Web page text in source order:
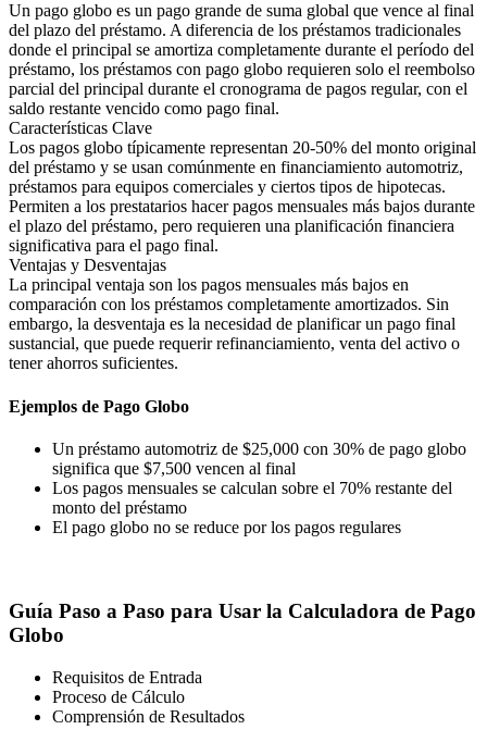
Un pago globo es un pago grande de suma global que vence al final
del plazo del préstamo. A diferencia de los préstamos tradicionales
donde el principal se amortiza completamente durante el período del
préstamo, los préstamos con pago globo requieren solo el reembolso
parcial del principal durante el cronograma de pagos regular, con el
saldo restante vencido como pago final.
Características Clave
Los pagos globo típicamente representan 20-50% del monto original
del préstamo y se usan comúnmente en financiamiento automotriz,
préstamos para equipos comerciales y ciertos tipos de hipotecas.
Permiten a los prestatarios hacer pagos mensuales más bajos durante
el plazo del préstamo, pero requieren una planificación financiera
significativa para el pago final.
Ventajas y Desventajas
La principal ventaja son los pagos mensuales más bajos en
comparación con los préstamos completamente amortizados. Sin
embargo, la desventaja es la necesidad de planificar un pago final
sustancial, que puede requerir refinanciamiento, venta del activo o
tener ahorros suficientes.
Ejemplos de Pago Globo
Un préstamo automotriz de $25,000 con 30% de pago globo
significa que $7,500 vencen al final
Los pagos mensuales se calculan sobre el 70% restante del
monto del préstamo
El pago globo no se reduce por los pagos regulares
Guía Paso a Paso para Usar la Calculadora de Pago
Globo
Requisitos de Entrada
Proceso de Cálculo
Comprensión de Resultados